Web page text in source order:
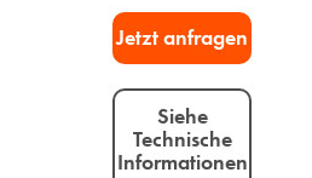
Jetzt anfragen​
Siehe
Technische
Informationen